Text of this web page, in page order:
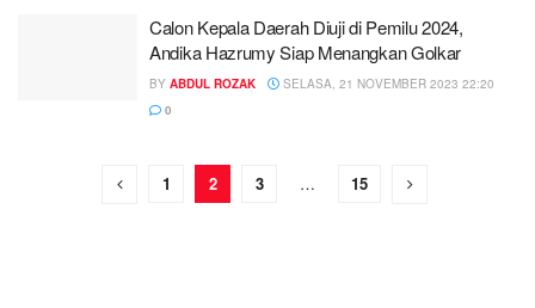
Calon Kepala Daerah Diuji di Pemilu 2024,
Andika Hazrumy Siap Menangkan Golkar
BY ABDUL ROZAK
SELASA, 21 NOVEMBER 2023 22:20
0
1 2 3 … 15